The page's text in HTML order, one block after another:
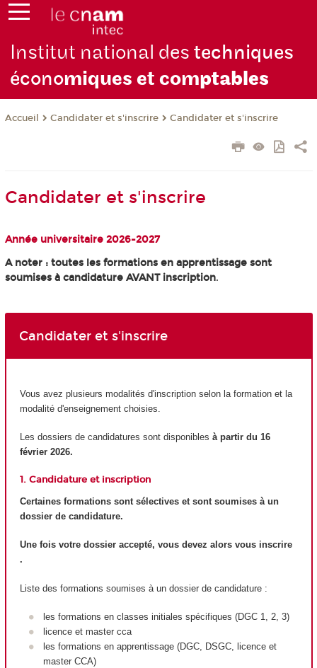
Institut national destechniques
économiques et comptables
Accueil Candidater et s'inscrire Candidater et s'inscrire
Candidater et s'inscrire
Année universitaire 2026-2027
A noter : toutes les formations en apprentissage sont
soumises à candidature AVANT inscription.
Candidater et s'inscrire
Vous avez plusieurs modalités d'inscription selon la formation et la
modalité d'enseignement choisies.
Les dossiers de candidatures sont disponibles à partir du 16
février 2026.
1. Candidature et inscription
Certaines formations sont sélectives et sont soumises à un
dossier de candidature.
Une fois votre dossier accepté, vous devez alors vous inscrire
.
Liste des formations soumises à un dossier de candidature :
les formations en classes initiales spécifiques (DGC 1, 2, 3)
licence et master cca
les formations en apprentissage (DGC, DSGC, licence et
master CCA)